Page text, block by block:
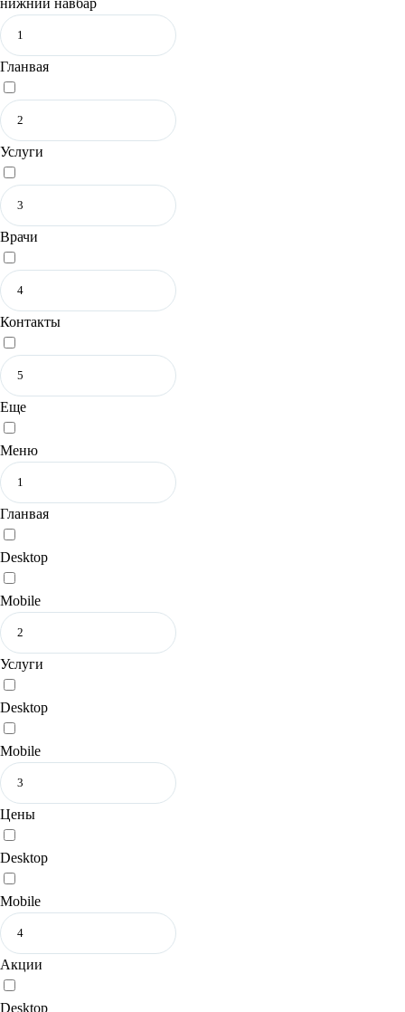
нижний навбар
Гланвая
Услуги
Врачи
Контакты
Еще
Меню
Гланвая
Desktop
Mobile
Услуги
Desktop
Mobile
Цены
Desktop
Mobile
Акции
Desktop